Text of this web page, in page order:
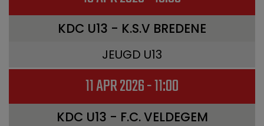
KDC U13 - K.S.V BREDENE
JEUGD U13
11 APR 2026 - 11:00
KDC U13 - F.C. VELDEGEM